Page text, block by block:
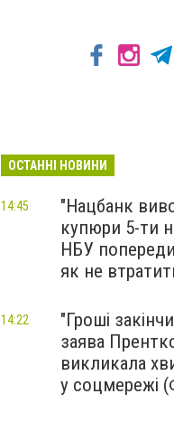
ОСТАННІ НОВИНИ
"Нацбанк
купюри 5-ти
НБУ
як не
14:45
"Гроші
заява
викликала
у соцмережі
14:22